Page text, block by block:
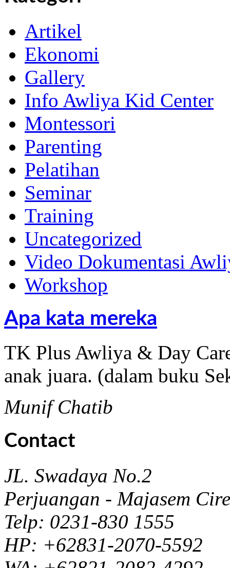
Artikel
Ekonomi
Gallery
Info Awliya Kid Center
Montessori
Parenting
Pelatihan
Seminar
Training
Uncategorized
Video Dokumentasi
Workshop
Apa kata mereka
TK Plus Awliya & Day
anak juara. (dalam buku
Munif Chatib
Contact
JL. Swadaya No.2
Perjuangan - Majasem
Telp: 0231-830 1555
HP: +62831-2070-5592